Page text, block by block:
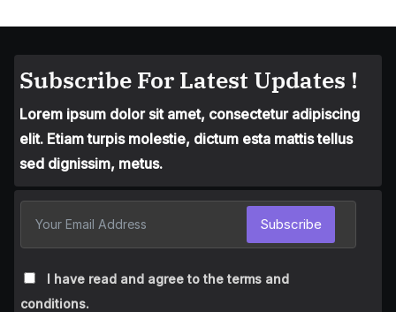
Subscribe For Latest Updates !
Lorem ipsum dolor sit amet, consectetur adipiscing
elit. Etiam turpis molestie, dictum esta mattis tellus
sed dignissim, metus.
I have read and agree to the terms and
conditions.
Subscribe